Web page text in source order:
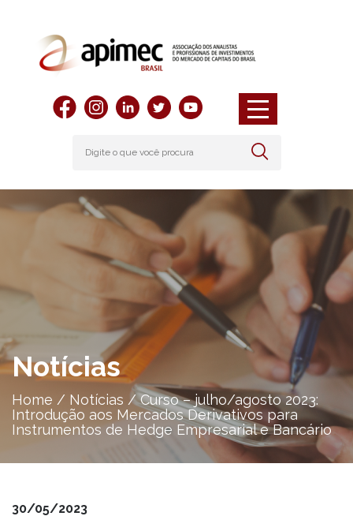
Notícias
Home / Notícias /Curso – julho/agosto 2023:
Introdução aos Mercados Derivativos para
Instrumentos de Hedge Empresarial e Bancário
30/05/2023